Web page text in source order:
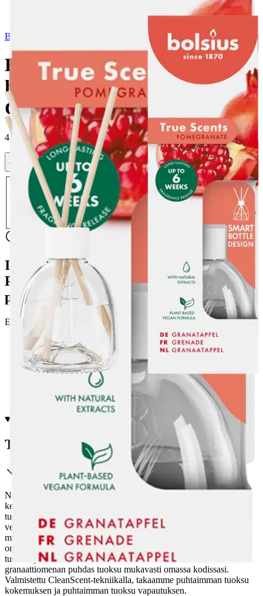
Bolsius
Bolsius True Scents –
huonetuoksu –
Granaattiomena – 60 ml
4,49 €
Verkkokaupan hinta
Valitse toimitustapa
Nouto myymälästä
Ilmainen
Siirry valitsemaan myymälä
Toimitus
Ei saatavilla
Ilmainen toimitus yli 100 €:n tilauksille
Postin pakettiautomaattiin tai
palvelupisteeseen!
Etu ei koske Suuri‑lisäpalvelulla toimitettavia tuotteita.
Tarkista myymäläsaatavuus
Tuotekuvaus
Nauti Pomegranate tuoksuisen True Scents -huonetuoksun pitkään
kestävästä tuoksuelämyksestä. Pullo on muotoiltu siten, että kolme
tuoksutikkua voidaan asetella optimaalisesti. Optimaalisen
vegaanisen koostumuksen ansiosta tuoksutikut levittävät
miellyttävää tuoksuaan jopa 6 viikon ajan. Pomegranate-tuoksussa
on aidon hedelmäpommin tuoksu: supermakea ja mehukas. Iloinen
tuoksu, jolla tuot kesän sisätiloihin. Koe hedelmäisen
granaattiomenan puhdas tuoksu mukavasti omassa kodissasi.
Valmistettu CleanScent-tekniikalla, takaamme puhtaimman tuoksu
kokemuksen ja puhtaimman tuoksu vapautuksen.